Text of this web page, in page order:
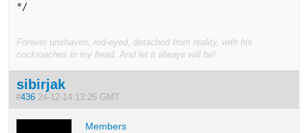
*/
Forever unshaven, red-eyed, detached from reality, with his
cockroaches in my head. And let it always will be!
sibirjak
#436 24-12-14 13:25 GMT
Members